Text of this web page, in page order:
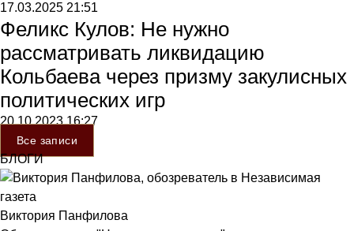
17.03.2025 21:51
Феликс Кулов: Не нужно
рассматривать ликвидацию
Кольбаева через призму закулисных
политических игр
20.10.202316:27
Все записи
БЛОГИ
Виктория Панфилова